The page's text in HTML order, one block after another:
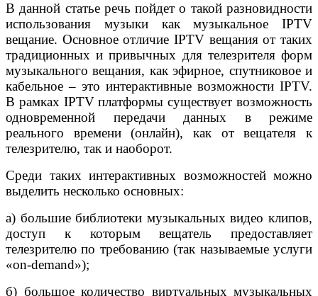
В данной статье речь пойдет о такой разновидности
использования музыки как музыкальное IPTV
вещание. Основное отличие IPTV вещания от таких
традиционных и привычных для телезрителя форм
музыкального вещания, как эфирное, спутниковое и
кабельное – это интерактивные возможности IPTV.
В рамках IPTV платформы существует возможность
одновременной передачи данных в режиме
реального времени (онлайн), как от вещателя к
телезрителю, так и наоборот.
Среди таких интерактивных возможностей можно
выделить несколько основных:
а) большие библиотеки музыкальных видео клипов,
доступ к которым вещатель предоставляет
телезрителю по требованию (так называемые услуги
«on-demand»);
б) большое количество виртуальных музыкальных